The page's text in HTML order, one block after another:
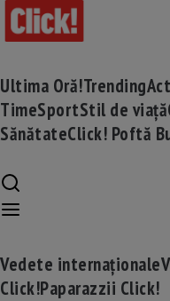
Ultima Oră!Trending
TimeSportStil de viață
SănătateClick! Poftă
Vedete internaționale
Click!Paparazzii Click!